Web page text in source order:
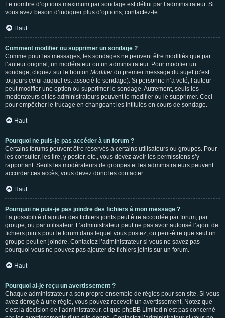
Le nombre d’options maximum par sondage est défini par l’administrateur. Si
vous avez besoin d’indiquer plus d’options, contactez-le.
Haut
Comment modifier ou supprimer un sondage ?
Comme pour les messages, les sondages ne peuvent être modifiés que par
l’auteur original, un modérateur ou un administrateur. Pour modifier un
sondage, cliquez sur le bouton Modifierdu premier message du sujet (c’est
toujours celui auquel est associé le sondage). Si personne n’a voté, l’auteur
peut modifier une option ou supprimer le sondage. Autrement, seuls les
modérateurs et les administrateurs peuvent le modifier ou le supprimer. Ceci
pour empêcher le trucage en changeant les intitulés en cours de sondage.
Haut
Pourquoi ne puis-je pas accéder à un forum ?
Certains forums peuvent être réservés à certains utilisateurs ou groupes. Pour
les consulter, les lire, y poster, etc., vous devez avoir les permissions s’y
rapportant. Seuls les modérateurs de groupes et les administrateurs peuvent
accorder ces accès, vous devez donc les contacter.
Haut
Pourquoi ne puis-je pas joindre des fichiers à mon message ?
La possibilité d’ajouter des fichiers joints peut être accordée par forum, par
groupe, ou par utilisateur. L’administrateur peut ne pas avoir autorisé l’ajout de
fichiers joints pour le forum dans lequel vous postez, ou peut-être que seul un
groupe peut en joindre. Contactez l’administrateur si vous ne savez pas
pourquoi vous ne pouvez pas ajouter de fichiers joints sur un forum.
Haut
Pourquoi ai-je reçu un avertissement ?
Chaque administrateur a son propre ensemble de règles pour son site. Si vous
avez dérogé à une règle, vous pouvez recevoir un avertissement. Notez que
c’est la décision de l’administrateur, et que phpBB Limited n’est pas concerné